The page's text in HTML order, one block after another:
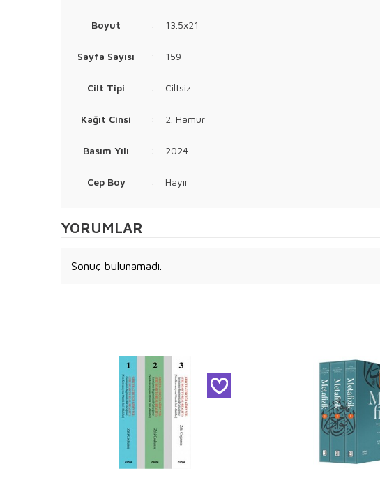
Boyut : 13.5x21
Sayfa Sayısı : 159
Cilt Tipi : Ciltsiz
Kağıt Cinsi : 2. Hamur
Basım Yılı : 2024
Cep Boy : Hayır
YORUMLAR
Sonuç bulunamadı.